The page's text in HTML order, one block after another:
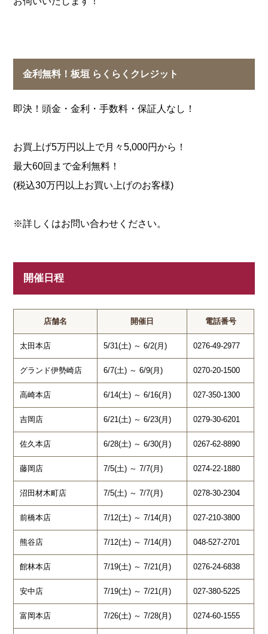
金利無料！板垣 らくらくクレジット
即決！頭金・金利・手数料・保証人なし！
お買上げ5万円以上で月々5,000円から！
最大60回まで金利無料！
(税込30万円以上お買い上げのお客様)
※詳しくはお問い合わせください。
開催日程
店舗名 開催日 電話番号
太田本店 5/31(土) ～ 6/2(月) 0276-49-2977
グランド伊勢崎店 6/7(土) ～ 6/9(月) 0270-20-1500
高崎本店 6/14(土) ～ 6/16(月) 027-350-1300
吉岡店 6/21(土) ～ 6/23(月) 0279-30-6201
佐久本店 6/28(土) ～ 6/30(月) 0267-62-8890
藤岡店 7/5(土) ～ 7/7(月) 0274-22-1880
沼田材木町店 7/5(土) ～ 7/7(月) 0278-30-2304
前橋本店 7/12(土) ～ 7/14(月) 027-210-3800
熊谷店 7/12(土) ～ 7/14(月) 048-527-2701
館林本店 7/19(土) ～ 7/21(月) 0276-24-6838
安中店 7/19(土) ～ 7/21(月) 027-380-5225
富岡本店 7/26(土) ～ 7/28(月) 0274-60-1555